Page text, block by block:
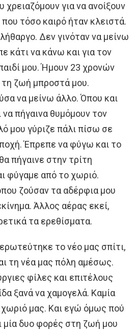
για να ανοίξουν
που τόσο καιρό ήταν κλειστά.
Δεν γινόταν να μείνω
κάτι να κάνω και για τον
μου. Ήμουν 23 χρονών
τη ζωή μπροστά μου.
να μείνω άλλο. Όπου και
να πήγαινα θυμόμουν τον
μου γύριζε πάλι πίσω σε
Έπρεπε να φύγω και το
πήγαινε στην τρίτη
φύγαμε από το χωριό.
ζούσαν τα αδέρφια μου
Άλλος αέρας εκεί,
τα ερεθίσματα.
το νέο μας σπίτι,
τη νέα μας πόλη αμέσως.
φίλες και επιτέλους
ξανά να χαμογελά. Καμία
μας. Και εγώ όμως πού
μία δυο φορές στη ζωή μου